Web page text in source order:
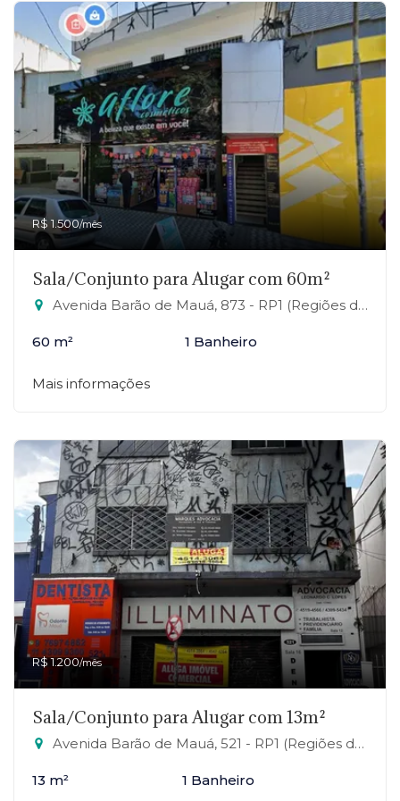
R$ 1.500/mês
Sala/Conjunto para Alugar com 60m²
Avenida Barão de Mauá, 873 - RP1 (Regiões de Planejamento), Mauá-SP
60 m² 1 Banheiro
Mais informações
R$ 1.200/mês
Sala/Conjunto para Alugar com 13m²
Avenida Barão de Mauá, 521 - RP1 (Regiões de Planejamento), Mauá-SP
13 m² 1 Banheiro